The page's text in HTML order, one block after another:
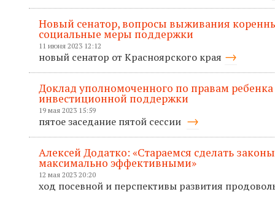
Новый сенатор, вопросы выживания
социальные меры поддержки
11 июня 2023 12:12
новый сенатор от Красноярского края
Доклад уполномоченного по правам
инвестиционной поддержки
19 мая 2023 15:59
пятое заседание пятой сессии
Алексей Додатко: «Стараемся сделать
максимально эффективными»
12 мая 2023 20:20
ход посевной и перспективы развития